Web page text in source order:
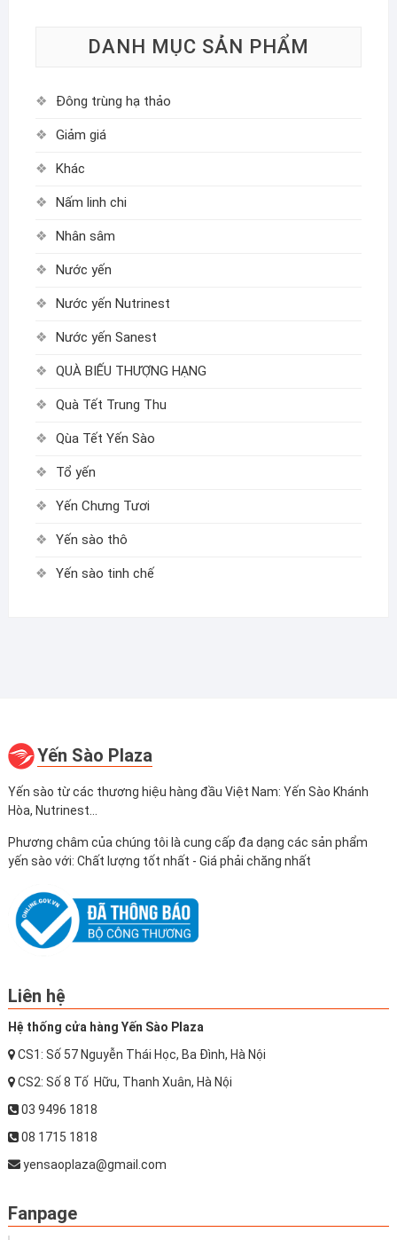
DANH MỤC SẢN PHẨM
Đông trùng hạ thảo
Giảm giá
Khác
Nấm linh chi
Nhân sâm
Nước yến
Nước yến Nutrinest
Nước yến Sanest
QUÀ BIẾU THƯỢNG HẠNG
Quà Tết Trung Thu
Qùa Tết Yến Sào
Tổ yến
Yến Chưng Tươi
Yến sào thô
Yến sào tinh chế
Yến Sào Plaza
Yến sào từ các thương hiệu hàng đầu Việt Nam: Yến Sào Khánh
Hòa, Nutrinest...
Phương châm của chúng tôi là cung cấp đa dạng các sản phẩm
yến sào với: Chất lượng tốt nhất - Giá phải chăng nhất
Liên hệ
Hệ thống cửa hàng Yến Sào Plaza
CS1: Số 57 Nguyễn Thái Học, Ba Đình, Hà Nội
CS2: Số 8 Tố Hữu, Thanh Xuân, Hà Nội
03 9496 1818
08 1715 1818
yensaoplaza@gmail.com
Fanpage